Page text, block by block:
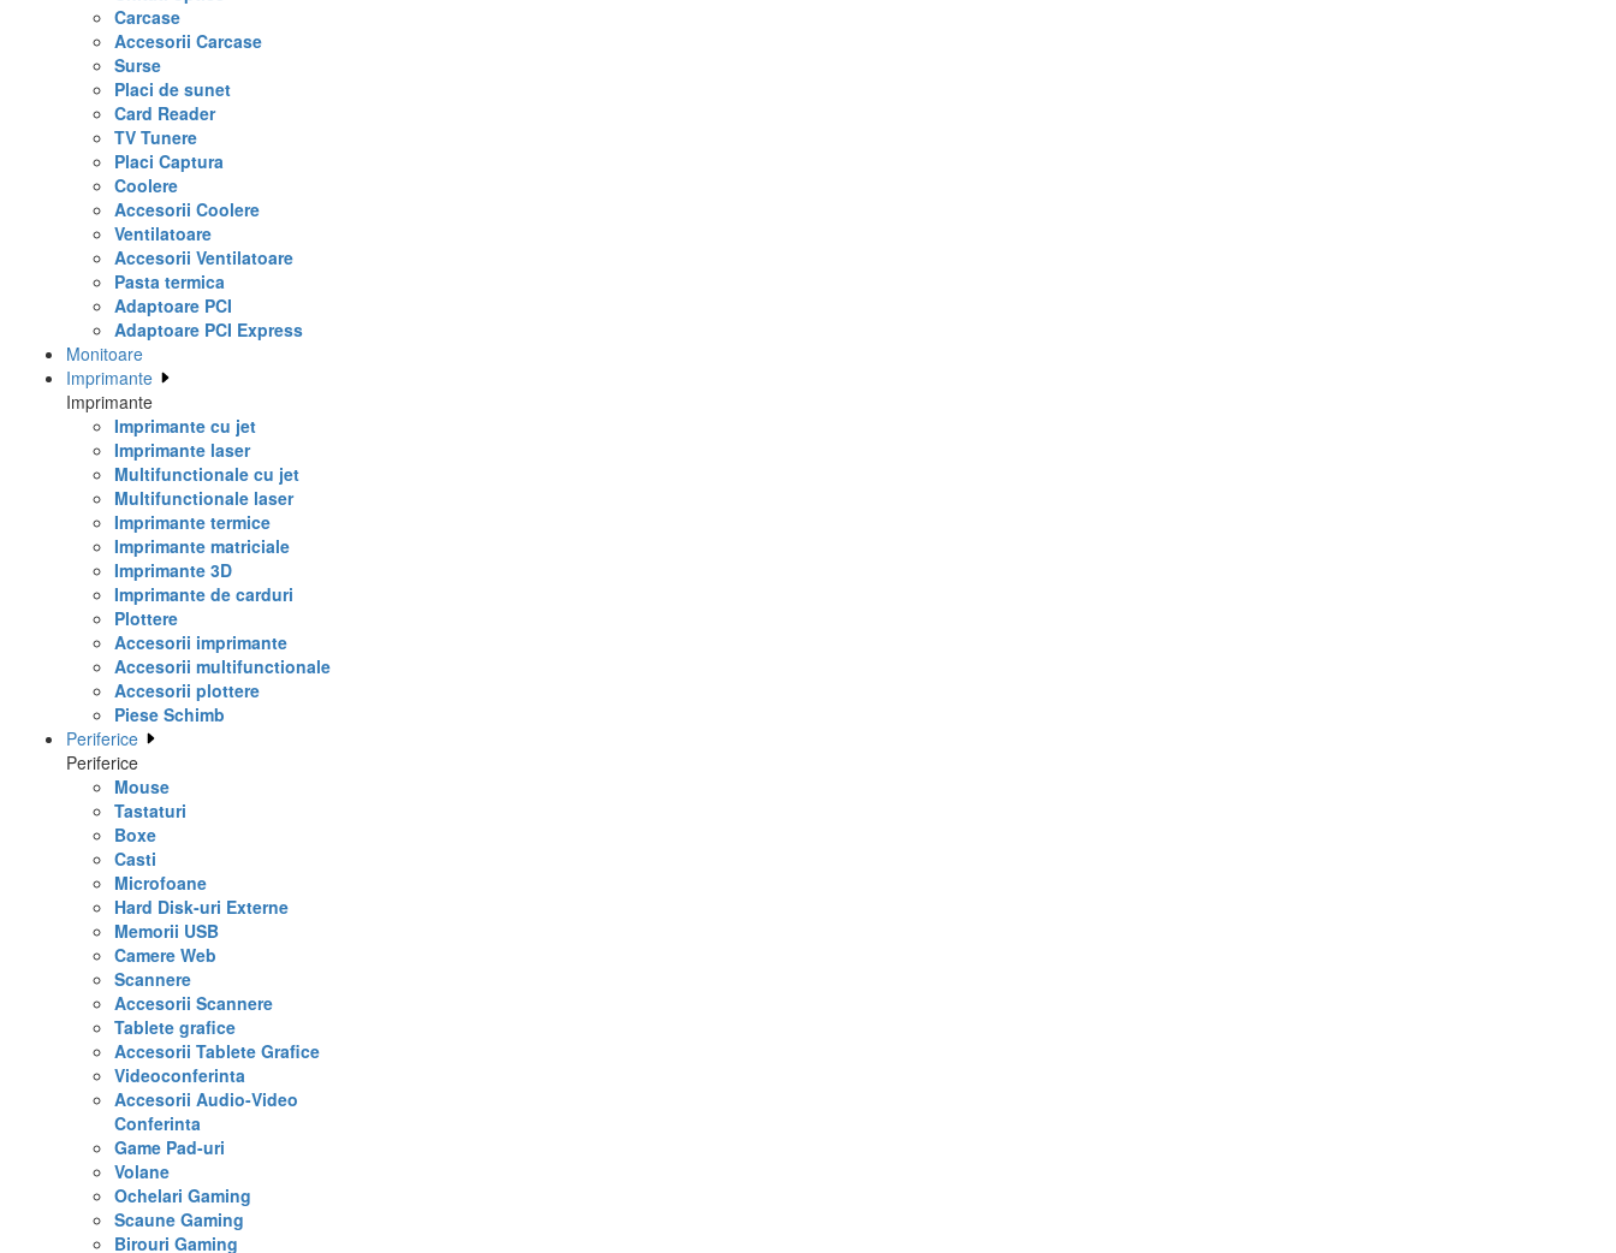
Carcase
Accesorii Carcase
Surse
Placi de sunet
Card Reader
TV Tunere
Placi Captura
Coolere
Accesorii Coolere
Ventilatoare
Accesorii Ventilatoare
Pasta termica
Adaptoare PCI
Adaptoare PCI Express
Monitoare
Imprimante
Imprimante
Imprimante cu jet
Imprimante laser
Multifunctionale cu jet
Multifunctionale laser
Imprimante termice
Imprimante matriciale
Imprimante 3D
Imprimante de carduri
Plottere
Accesorii imprimante
Accesorii multifunctionale
Accesorii plottere
Piese Schimb
Periferice
Periferice
Mouse
Tastaturi
Boxe
Casti
Microfoane
Hard Disk-uri Externe
Memorii USB
Camere Web
Scannere
Accesorii Scannere
Tablete grafice
Accesorii Tablete Grafice
Videoconferinta
Accesorii Audio-Video
Conferinta
Game Pad-uri
Volane
Ochelari Gaming
Scaune Gaming
Birouri Gaming